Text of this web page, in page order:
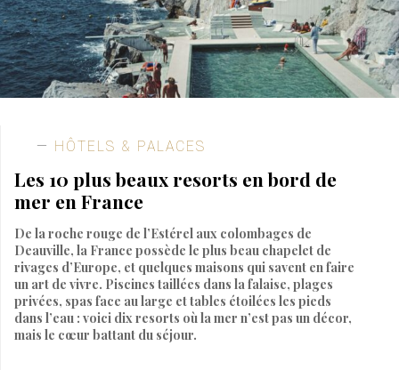
HÔTELS & PALACES
Les 10 plus beaux resorts en bord de
mer en France
De la roche rouge de l’Estérel aux colombages de
Deauville, la France possède le plus beau chapelet de
rivages d’Europe, et quelques maisons qui savent en faire
un art de vivre. Piscines taillées dans la falaise, plages
privées, spas face au large et tables étoilées les pieds
dans l’eau : voici dix resorts où la mer n’est pas un décor,
mais le cœur battant du séjour.